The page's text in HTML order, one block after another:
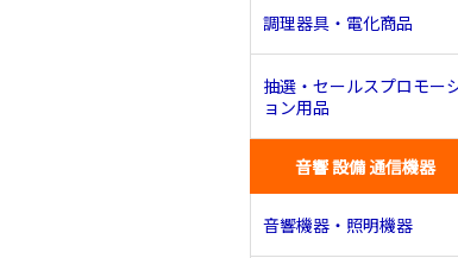
調理器具・電化商品
抽選・セールスプロモー
ョン用品
音響 設備 通信機器
音響機器・照明機器